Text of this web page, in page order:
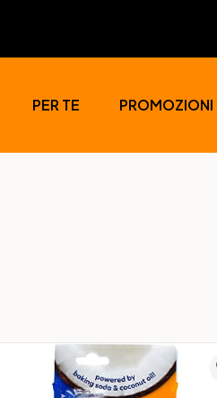
PER TE PROMOZIONI